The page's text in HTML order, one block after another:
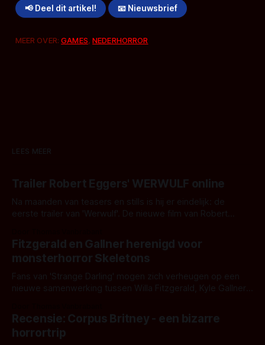
📢 Deel dit artikel! 📧 Nieuwsbrief
MEER OVER:GAMES,NEDERHORROR
LEES MEER
Trailer Robert Eggers' WERWULF online
Na maanden van teasers en stills is hij er eindelijk: de
eerste trailer van 'Werwulf'. De nieuwe film van Robert
kille stijl vol folklore en mythe. Het topic deze keer is (kon
het het al raden?)... de weerwolf. Kijk je mee?
Fitzgerald en Gallner herenigd voor
monsterhorror Skeletons
Fans van 'Strange Darling' mogen zich verheugen op een
nieuwe samenwerking tussen Willa Fitzgerald, Kyle Gallner
'Skeletons', een nieuwe creature feature waarvoor de
opnames zijn gestart in Australië.
Recensie: Corpus Britney - een bizarre
horrortrip